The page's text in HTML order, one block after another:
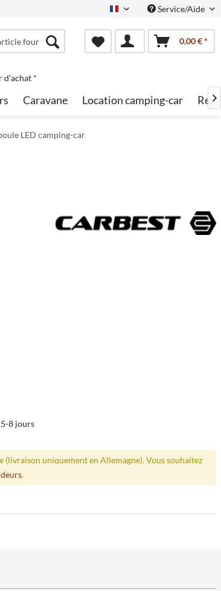
French Service/Aide
0,00 € *
d'achat *
Caravane Location camping-car 
LED camping-car
8 jours
(livraison uniquement en Allemagne). Vous souhaitez
.